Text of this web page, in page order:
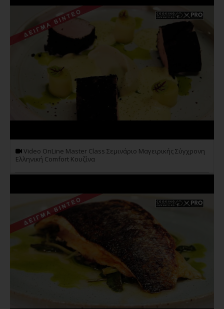
Video OnLine Master Class Σεμινάριο Μαγειρικής Σύγχρονη
Ελληνική Comfort Κουζίνα